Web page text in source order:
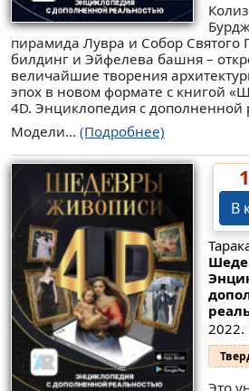
пирамида Лувра и Собор Святого
билдинг и Эйфелева башня –
величайшие творения
эпох в новом формате с книгой
4D. Энциклопедия с дополненной
Модели... (Подробнее)
В
2022.
Это